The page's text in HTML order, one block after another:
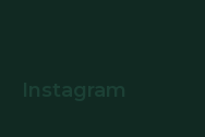
Instagram